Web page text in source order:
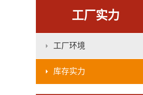
工厂实力
工厂环境
库存实力